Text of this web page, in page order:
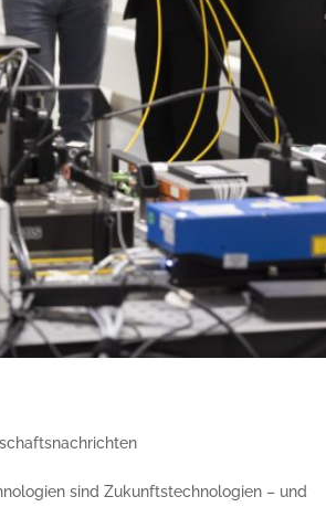
sind Zukunftstechnologien – und